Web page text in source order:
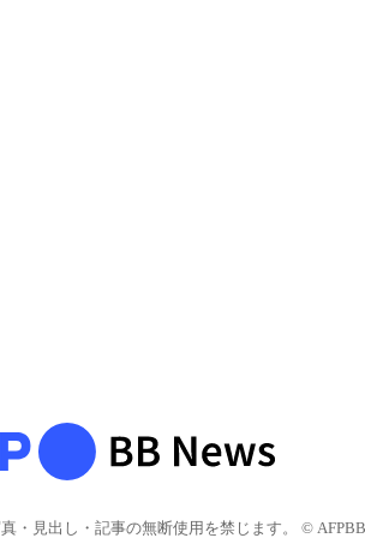
・見出し・記事の無断使用を禁じます。 © AFPBB